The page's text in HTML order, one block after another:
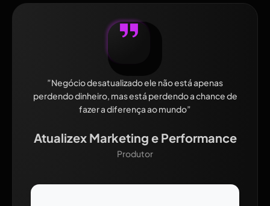
”Negócio desatualizado ele não está apenas
perdendo dinheiro, mas está perdendo a chance de
fazer a diferença ao mundo”
Atualizex Marketing e Performance
Produtor